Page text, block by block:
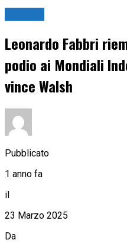
Leonardo Fabbri
podio ai Mondiali
vince Walsh
Pubblicato
1 anno fa
il
23 Marzo 2025
Da